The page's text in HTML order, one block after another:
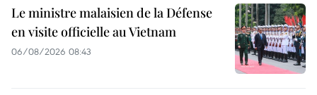
Le ministre malaisien de la Défense
en visite officielle au Vietnam
06/08/2026 08:43